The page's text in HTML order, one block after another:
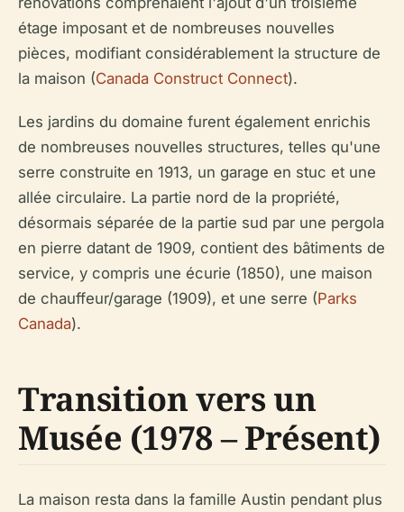
étage imposant et de nombreuses nouvelles
pièces, modifiant considérablement la structure de
la maison (Canada Construct Connect).
Les jardins du domaine furent également enrichis
de nombreuses nouvelles structures, telles qu'une
serre construite en 1913, un garage en stuc et une
allée circulaire. La partie nord de la propriété,
désormais séparée de la partie sud par une pergola
en pierre datant de 1909, contient des bâtiments de
service, y compris une écurie (1850), une maison
de chauffeur/garage (1909), et une serre (Parks
Canada).
Transition vers un
Musée (1978 – Présent)
La maison resta dans la famille Austin pendant plus